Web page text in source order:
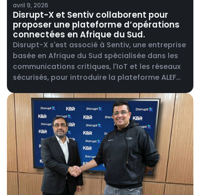
avril 9, 2026
Disrupt-X et Sentiv collaborent pour
proposer une plateforme d’opérations
connectées en Afrique du Sud.
Disrupt-X s'est associé à Sentiv, une entreprise
basée en Afrique du Sud spécialisée dans les
communications critiques, l'IoT et les réseaux
sécurisés, pour introduire la plateforme ALEF